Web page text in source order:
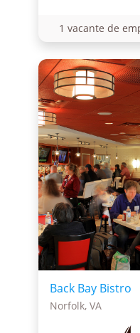
1 vacante de
Back Bay Bistro
Norfolk, VA